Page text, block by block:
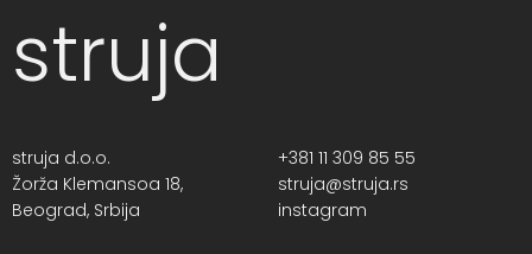
struja
struja d.o.o.
Žorža Klemansoa 18,
Beograd, Srbija
+381 11 309 85 55
struja@struja.rs
instagram